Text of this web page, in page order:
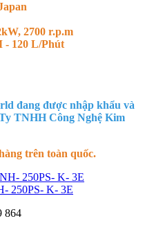
2700 r.p.m
- 120 L/Phút
đang được nhập khẩu và
TNHH Công Nghệ Kim
trên toàn quốc.
250PS- K- 3E
864